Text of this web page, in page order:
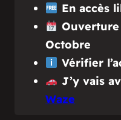
En accès
Ouverture
Octobre
Vérifier
J’y vais
Waze